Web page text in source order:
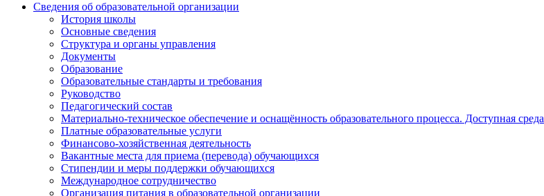
Сведения об образовательной организации
История школы
Основные сведения
Структура и органы управления
Документы
Образование
Образовательные стандарты и требования
Руководство
Педагогический состав
Материально-техническое обеспечение и оснащённость образовательного процесса. Доступная среда
Платные образовательные услуги
Финансово-хозяйственная деятельность
Вакантные места для приема (перевода) обучающихся
Стипендии и меры поддержки обучающихся
Международное сотрудничество
Организация питания в образовательной организации